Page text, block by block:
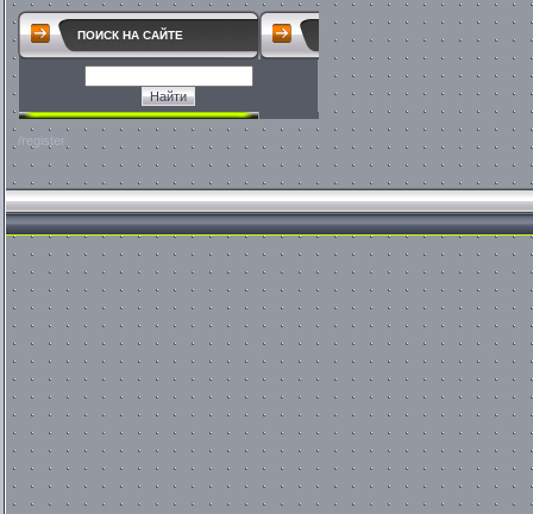
ПОИСК НА САЙТЕ
/register